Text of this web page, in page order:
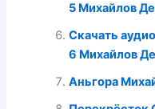
5 Михайлов
Скачать
6 Михайлов
Аньгора